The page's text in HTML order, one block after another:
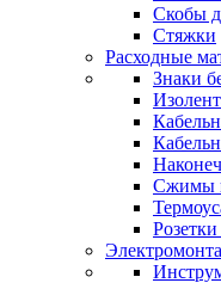
Скобы
Стяжки
Расходные
Знаки
Сжимы